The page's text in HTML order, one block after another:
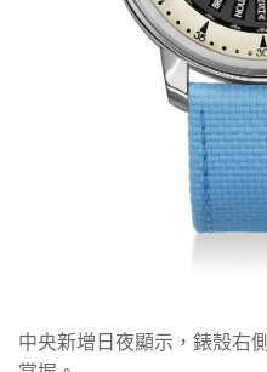
中央新增日夜顯示，錶殼右